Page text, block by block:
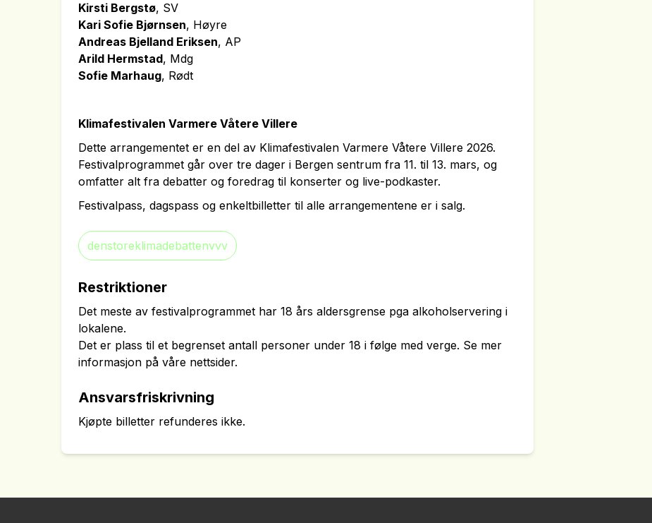
Kirsti Bergstø, SV
Kari Sofie Bjørnsen, Høyre
Andreas Bjelland Eriksen, AP
Arild Hermstad, Mdg
Sofie Marhaug, Rødt
Klimafestivalen Varmere Våtere Villere
Dette arrangementet er en del av Klimafestivalen Varmere Våtere Villere 2026.
Festivalprogrammet går over tre dager i Bergen sentrum fra 11. til 13. mars, og
omfatter alt fra debatter og foredrag til konserter og live-podkaster.
Festivalpass, dagspass og enkeltbilletter til alle arrangementene er i salg.
denstoreklimadebattenvvv
Restriktioner
Det meste av festivalprogrammet har 18 års aldersgrense pga alkoholservering i
lokalene.
Det er plass til et begrenset antall personer under 18 i følge med verge. Se mer
informasjon på våre nettsider.
Ansvarsfriskrivning
Kjøpte billetter refunderes ikke.